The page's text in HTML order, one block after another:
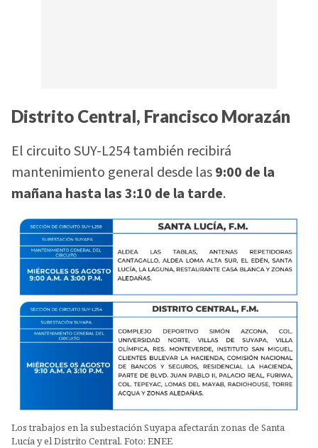
Distrito Central, Francisco Morazán
El circuito SUY-L254 también recibirá
mantenimiento general desde las9:00 de la
mañana hasta las 3:10 de la tarde.
Los trabajos en la subestación Suyapa afectarán zonas de Santa
Lucía y el Distrito Central. Foto: ENEE